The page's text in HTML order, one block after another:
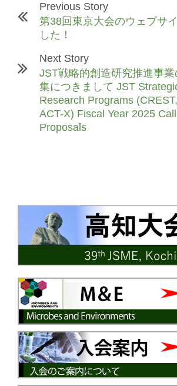
Previous Story
第38回東京大会のウェブサ
した！
Next Story
JST戦略的創造研究推進事
集につきまして JST
Research Programs
ACT-X) Fiscal Year 2025
Proposals